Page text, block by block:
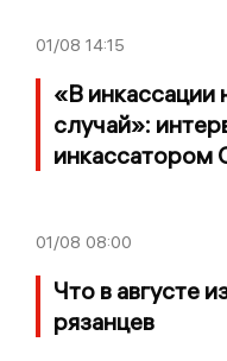
01/08 14:15
«В инкассации
случай»:
инкассатором
01/08 08:00
Что в августе
рязанцев